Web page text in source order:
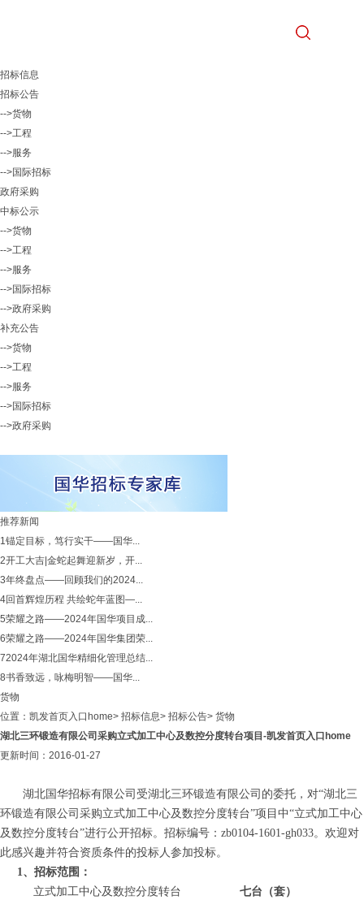
招标信息
招标公告
-->货物
-->工程
-->服务
-->国际招标
政府采购
中标公示
-->货物
-->工程
-->服务
-->国际招标
-->政府采购
补充公告
-->货物
-->工程
-->服务
-->国际招标
-->政府采购
推荐新闻
1锚定目标，笃行实干——国华...
2开工大吉|金蛇起舞迎新岁，开...
3年终盘点——回顾我们的2024...
4回首辉煌历程 共绘蛇年蓝图—...
5荣耀之路——2024年国华项目成...
6荣耀之路——2024年国华集团荣...
72024年湖北国华精细化管理总结...
8书香致远，咏梅明智——国华...
货物
位置： 凯发首页入口home> 招标信息> 招标公告> 货物
湖北三环锻造有限公司采购立式加工中心及数控分度转台项目-凯发首页入口home
更新时间：2016-01-27
湖北国华招标有限公司受湖北三环锻造有限公司的委托，对“湖北三
环锻造有限公司采购立式加工中心及数控分度转台”项目中“立式加工中心
及数控分度转台”进行公开招标。招标编号： zb0104-1601-gh033。欢迎对
此感兴趣并符合资质条件的投标人参加投标。
1、招标范围：
立式加工中心及数控分度转台
七台（套）